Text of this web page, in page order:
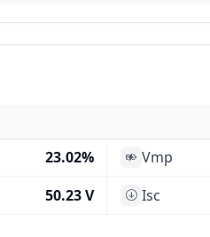
23.02% Vmp
50.23 V Isc